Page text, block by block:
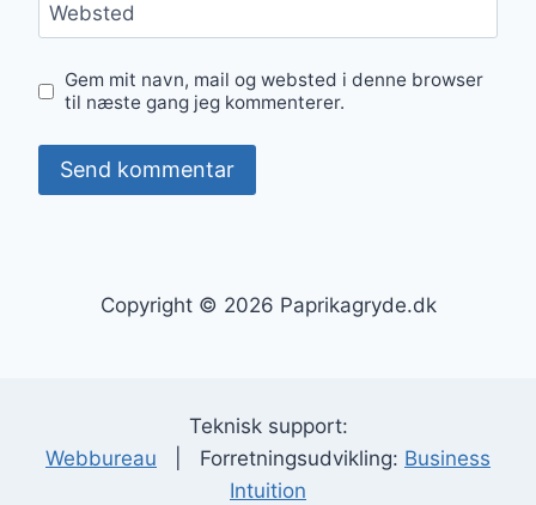
Websted
Gem mit navn, mail og websted i denne browser
til næste gang jeg kommenterer.
Copyright © 2026 Paprikagryde.dk
Teknisk support:
Webbureau | Forretningsudvikling: Business
Intuition